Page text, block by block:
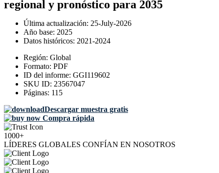
regional y pronóstico para 2035
Última actualización: 25-July-2026
Año base: 2025
Datos históricos: 2021-2024
Región: Global
Formato: PDF
ID del informe: GGI119602
SKU ID: 23567047
Páginas: 115
Descargar muestra gratis
Compra rápida
1000+
LÍDERES GLOBALES CONFÍAN EN NOSOTROS